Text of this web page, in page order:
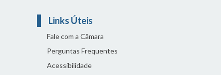
Links Úteis
Fale com a Câmara
Perguntas Frequentes
Acessibilidade